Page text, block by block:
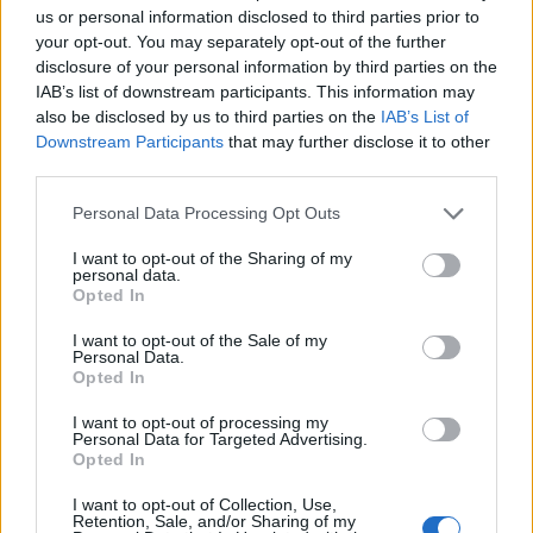
us or personal information disclosed to third parties prior to
your opt-out. You may separately opt-out of the further
disclosure of your personal information by third parties on the
IAB’s list of downstream participants. This information may
also be disclosed by us to third parties on the IAB’s List of
Downstream Participants that may further disclose it to other
Personal Data Processing Opt Outs
I want to opt-out of the Sharing of my
personal data.
Opted In
I want to opt-out of the Sale of my
Personal Data.
Opted In
I want to opt-out of processing my
Personal Data for Targeted Advertising.
Opted In
I want to opt-out of Collection, Use,
Retention, Sale, and/or Sharing of my
MUCHÍSIMAS FELICIDADES!!!
Sent from my MMI 2G
Yow_A3
Publicado16 de Septiembre del 2015
En especial a ALVAROOO GLR!!!!!!que tengas un gran día en
mas!!!!!!..
Un Abrazoteeeee!!! Y un besazo para tu chica!..